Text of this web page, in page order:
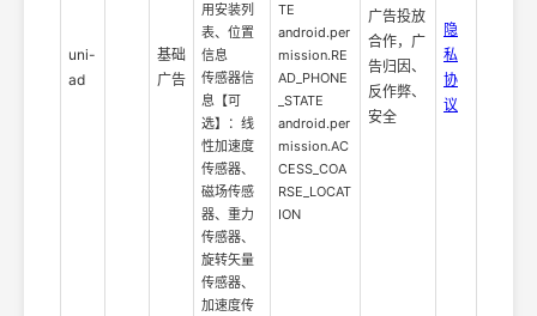
uni-
ad
基础
广告
用安装列
表、位置
信息
传感器信
息【可
选】：线
性加速度
传感器、
磁场传感
器、重力
传感器、
旋转矢量
传感器、
加速度传
TE
android.per
mission.RE
AD_PHONE
_STATE
android.per
mission.AC
CESS_COA
RSE_LOCAT
ION
广告投放
合作，广
告归因、
反作弊、
安全
隐
私
协
议